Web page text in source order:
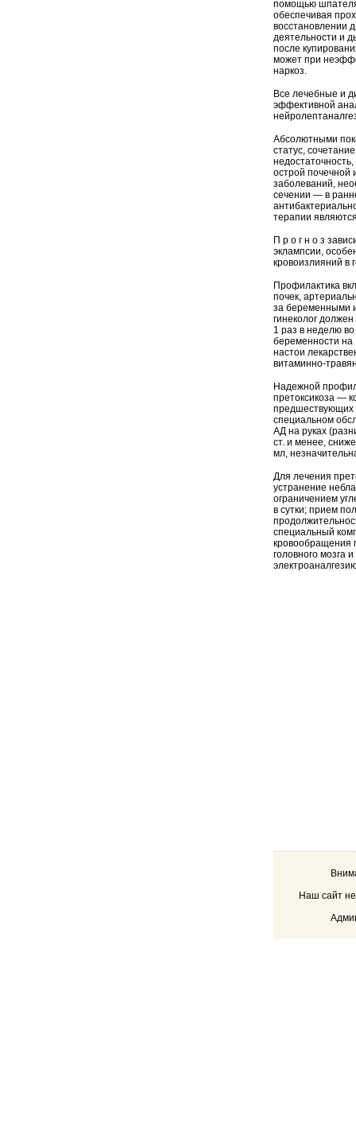
помощью шпателя
обеспечивая
восстановлении
деятельности и
после
может при
наркоз.
Все лечебные и
эффективной
Абсолютными
статус,
острой почечной
заболеваний,
сечении — в
терапии
П р о г н о з
эклампсии,
кровоизлияний в
Профилактика
почек,
за беременными
гинеколог
1 раз в неделю
беременности
настои
витаминно-
Надежной
претоксикоза —
предшествующих
специальном
АД на руках
ст. и менее,
мл,
Для лечения
устранение
ограничением
в сутки; прием
специальный
кровообращения
головного мозга
Наш сайт